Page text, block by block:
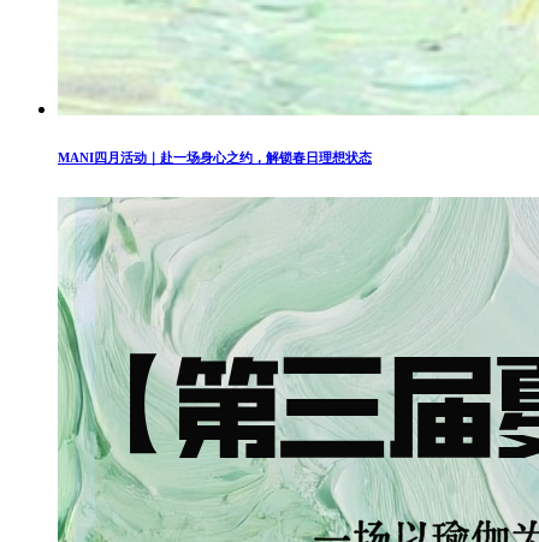
MANI四月活动｜赴一场身心之约，解锁春日理想状态